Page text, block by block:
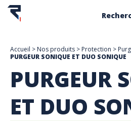
Accueil > Nos produits > Protection >
PURGEUR SONIQUE ET DUO SONIQUE
PURGEUR
ET DUO